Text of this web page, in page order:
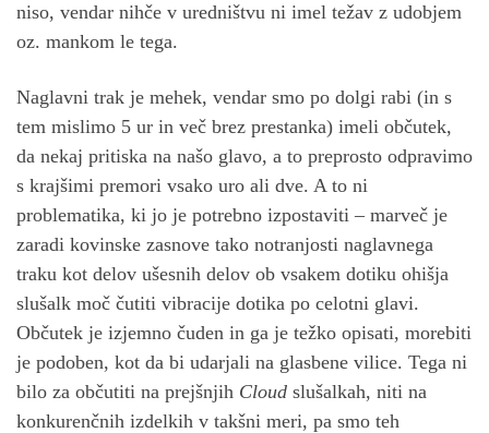
niso, vendar nihče v uredništvu ni imel težav z udobjem
oz. mankom le tega.
Naglavni trak je mehek, vendar smo po dolgi rabi (in s
tem mislimo 5 ur in več brez prestanka) imeli občutek,
da nekaj pritiska na našo glavo, a to preprosto odpravimo
s krajšimi premori vsako uro ali dve. A to ni
problematika, ki jo je potrebno izpostaviti – marveč je
zaradi kovinske zasnove tako notranjosti naglavnega
traku kot delov ušesnih delov ob vsakem dotiku ohišja
slušalk moč čutiti vibracije dotika po celotni glavi.
Občutek je izjemno čuden in ga je težko opisati, morebiti
je podoben, kot da bi udarjali na glasbene vilice. Tega ni
bilo za občutiti na prejšnjih Cloud slušalkah, niti na
konkurenčnih izdelkih v takšni meri, pa smo teh